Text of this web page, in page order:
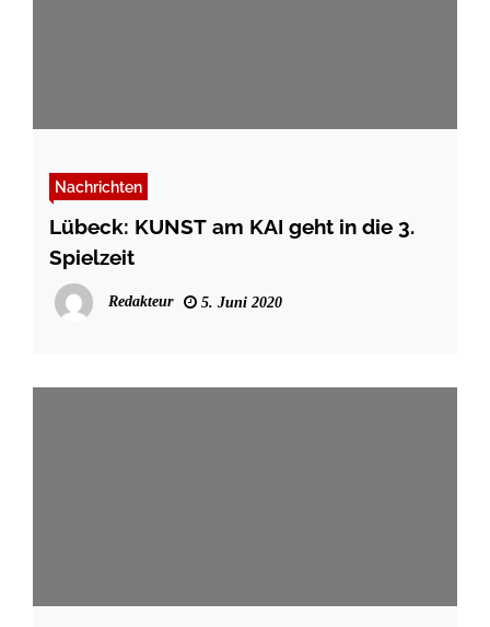
Nachrichten
Lübeck: KUNST am KAI geht in die 3.
Spielzeit
Redakteur 5. Juni 2020